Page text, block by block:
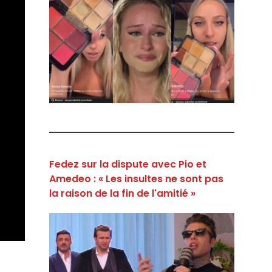
Fedez sur la dispute avec Pio et
Amedeo : « Les insultes ne sont pas
la raison de la fin de l'amitié »